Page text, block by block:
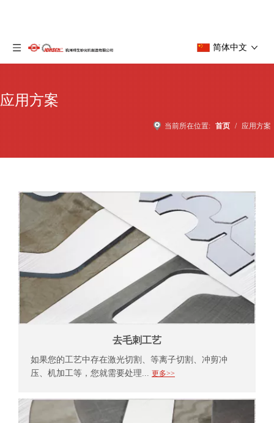
简体中文
应用方案
当前所在位置: 首页 / 应用方案
去毛刺工艺
如果您的工艺中存在激光切割、等离子切割、冲剪冲
压、机加工等，您就需要处理... 更多>>